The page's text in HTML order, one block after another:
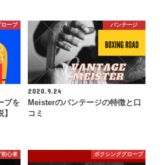
ローブ
ブを
バンテージ
2020.9.24
Meisterのバンテージの特徴と口
コミ
初心者 ボクシンググローブ